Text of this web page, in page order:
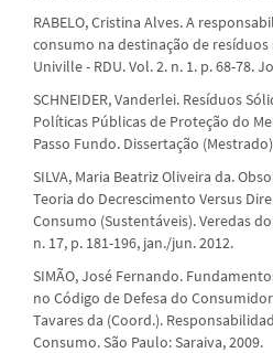
RABELO, Cristina Alves. A
consumo na destinação de
Univille - RDU. Vol. 2. n. 1. p. 68-78.
SCHNEIDER, Vanderlei. Resíduos
Políticas Públicas de Proteção do
Passo Fundo. Dissertação
SILVA, Maria Beatriz Oliveira da.
Teoria do Decrescimento Versus
Consumo (Sustentáveis). Veredas
n. 17, p. 181-196, jan./jun. 2012.
SIMÃO, José Fernando.
no Código de Defesa do
Tavares da (Coord.).
Consumo. São Paulo: Saraiva, 2009.